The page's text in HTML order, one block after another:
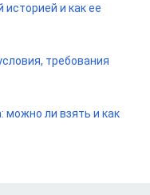
историей и как ее
требования
можно ли взять и как